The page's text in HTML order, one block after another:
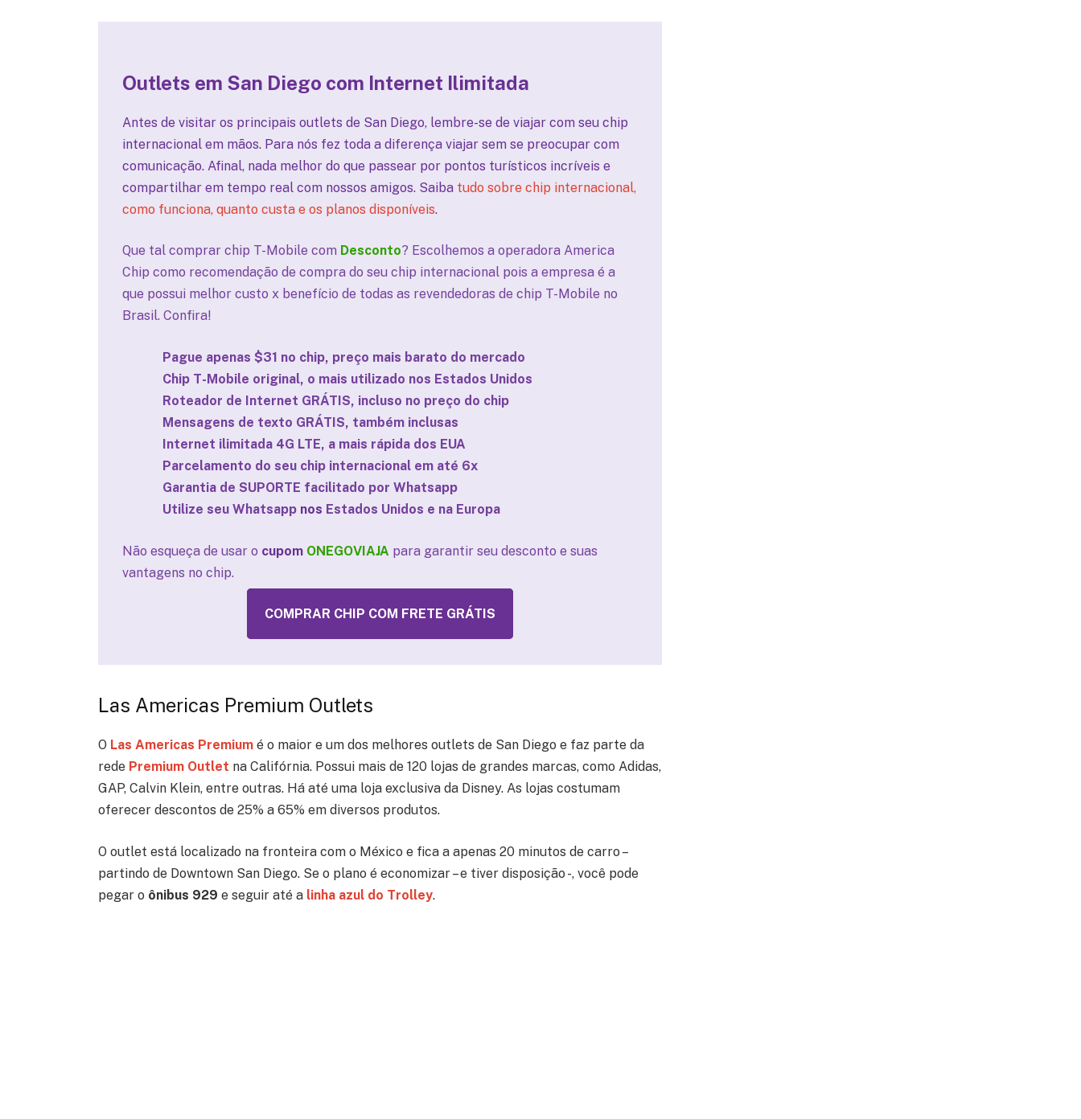
Outlets em San Diego com Internet Ilimitada
Antes de visitar os principais outlets de San Diego, lembre-se de viajar com seu chip
internacional em mãos. Para nós fez toda a diferença viajar sem se preocupar com
comunicação. Afinal, nada melhor do que passear por pontos turísticos incríveis e
compartilhar em tempo real com nossos amigos. Saiba tudo sobre chip internacional,
como funciona, quanto custa e os planos disponíveis.
Que tal comprar chip T-Mobile com Desconto? Escolhemos a operadora America
Chip como recomendação de compra do seu chip internacional pois a empresa é a
que possui melhor custo x benefício de todas as revendedoras de chip T-Mobile no
Brasil. Confira!
Pague apenas $31 no chip, preço mais barato do mercado
Chip T-Mobile original, o mais utilizado nos Estados Unidos
Roteador de Internet GRÁTIS, incluso no preço do chip
Mensagens de texto GRÁTIS, também inclusas
Internet ilimitada 4G LTE, a mais rápida dos EUA
Parcelamento do seu chip internacional em até 6x
Garantia de SUPORTE facilitado por Whatsapp
Utilize seu Whatsapp nos Estados Unidos e na Europa
Não esqueça de usar o cupom ONEGOVIAJA para garantir seu desconto e suas
vantagens no chip.
COMPRAR CHIP COM FRETE GRÁTIS
Las Americas Premium Outlets
O Las Americas Premiumé o maior e um dos melhores outlets de San Diego e faz parte da
rede Premium Outlet na Califórnia. Possui mais de 120 lojas de grandes marcas, como Adidas,
GAP, Calvin Klein, entre outras. Há até uma loja exclusiva da Disney. As lojas costumam
oferecer descontos de 25% a 65% em diversos produtos.
O outlet está localizado na fronteira com o México e fica a apenas 20 minutos de carro –
partindo de Downtown San Diego. Se o plano é economizar – e tiver disposição -, você pode
pegar o ônibus 929 e seguir até a linha azul do Trolley.